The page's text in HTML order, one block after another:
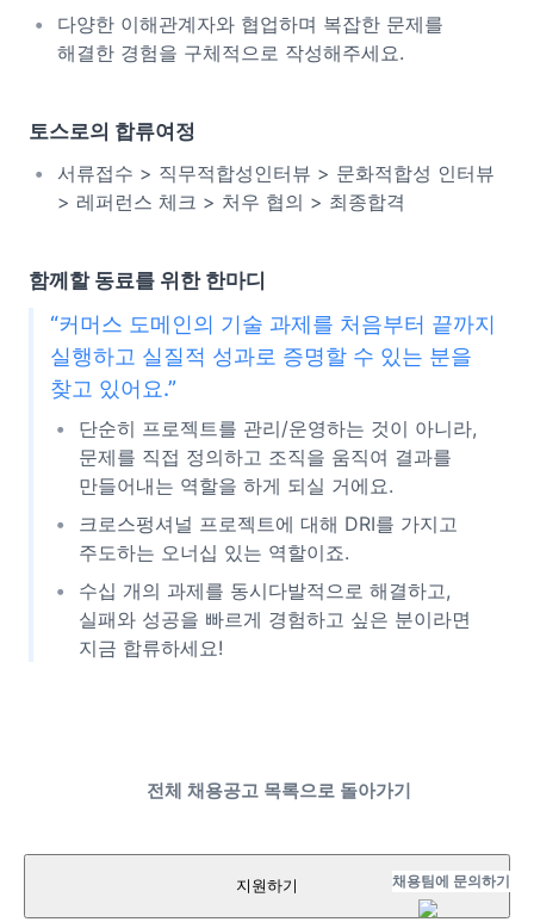
다양한 이해관계자와 협업하며 복잡한 문제를
해결한 경험을 구체적으로 작성해주세요.
토스로의 합류여정
서류접수 > 직무적합성인터뷰 > 문화적합성 인터뷰
> 레퍼런스 체크 > 처우 협의 > 최종합격
함께할 동료를 위한 한마디
“커머스 도메인의 기술 과제를 처음부터 끝까지
실행하고 실질적 성과로 증명할 수 있는 분을
찾고 있어요.”
단순히 프로젝트를 관리/운영하는 것이 아니라,
문제를 직접 정의하고 조직을 움직여 결과를
만들어내는 역할을 하게 되실 거에요.
크로스펑셔널 프로젝트에 대해 DRI를 가지고
주도하는 오너십 있는 역할이죠.
수십 개의 과제를 동시다발적으로 해결하고,
실패와 성공을 빠르게 경험하고 싶은 분이라면
지금 합류하세요!
전체 채용공고 목록으로 돌아가기
지원하기 채용팀에 문의하기